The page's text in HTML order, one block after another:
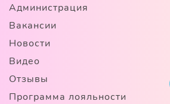
Администрация
Вакансии
Новости
Видео
Отзывы
Программа лояльности